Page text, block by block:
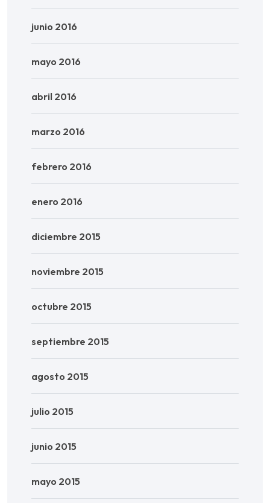
junio 2016
mayo 2016
abril 2016
marzo 2016
febrero 2016
enero 2016
diciembre 2015
noviembre 2015
octubre 2015
septiembre 2015
agosto 2015
julio 2015
junio 2015
mayo 2015